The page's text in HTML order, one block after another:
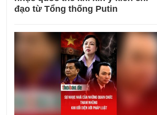
đạo từ Tổng thống Putin